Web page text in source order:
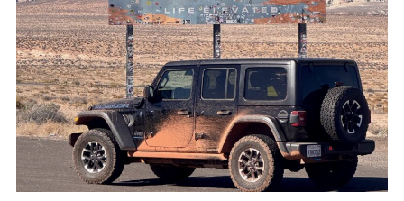
Wrangler,
le
rêve
américain
(avec
un
peu
de
mal
de